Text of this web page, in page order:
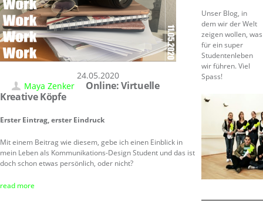
24.05.2020
Maya Zenker
Online: Virtuelle
Kreative Köpfe
Erster Eintrag, erster Eindruck
Mit einem Beitrag wie diesem, gebe ich einen Einblick in
mein Leben als Kommunikations-Design Student und das ist
doch schon etwas persönlich, oder nicht?
read more
Unser Blog, in
dem wir der Welt
zeigen wollen, was
für ein super
Studentenleben
wir führen. Viel
Spass!